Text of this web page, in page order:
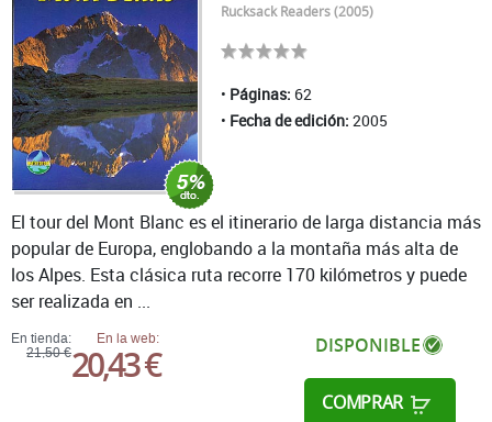
Rucksack Readers (2005)
Páginas: 62
Fecha de edición: 2005
En tienda:
21,50 €
En la web:
20,43 € DISPONIBLE
COMPRAR
El tour del Mont Blanc es el itinerario de larga distancia más
popular de Europa, englobando a la montaña más alta de
los Alpes. Esta clásica ruta recorre 170 kilómetros y puede
ser realizada en ...